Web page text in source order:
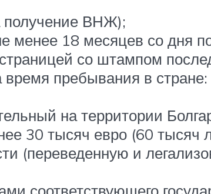
получение ВНЖ);
менее 18 месяцев со дня
со штампом
пребывания в
на территории
30 тысяч евро (60 тысяч
(переведенную и